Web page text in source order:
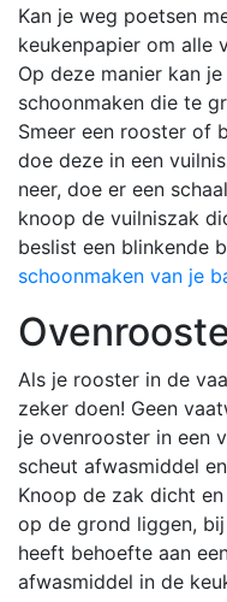
Kan je weg poetsen
keukenpapier om alle
Op deze manier kan
schoonmaken die te
Smeer een rooster of
doe deze in een
neer, doe er een
knoop de vuilniszak
beslist een blinkende
schoonmaken van je
Als je rooster in de
zeker doen! Geen
je ovenrooster in een
scheut afwasmiddel
Knoop de zak dicht
op de grond liggen,
heeft behoefte aan
afwasmiddel in de